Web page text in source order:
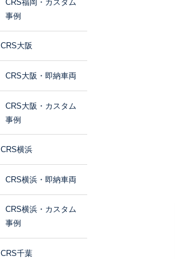
CRS福岡・カスタム
事例
CRS大阪
CRS大阪・即納車両
CRS大阪・カスタム
事例
CRS横浜
CRS横浜・即納車両
CRS横浜・カスタム
事例
CRS千葉